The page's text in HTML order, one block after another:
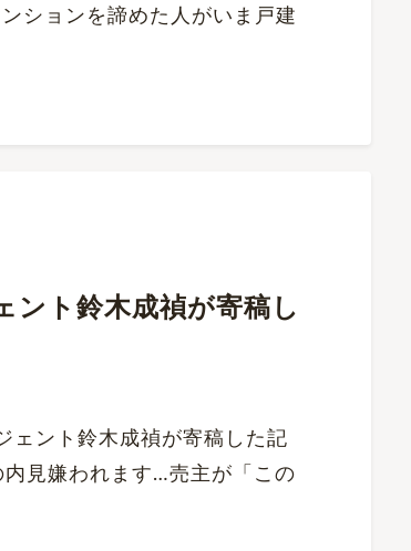
ションを諦めた人がいま戸建
ント鈴木成禎が寄稿し
ェント鈴木成禎が寄稿した記
見嫌われます…売主が「この